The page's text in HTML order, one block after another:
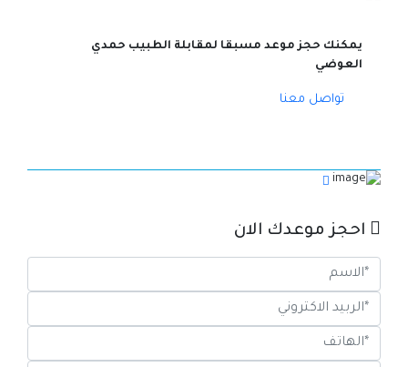
يمكنك حجز موعد مسبقا لمقابلة الطبيب حمدي
العوضي
تواصل معنا
احجز موعدك الان